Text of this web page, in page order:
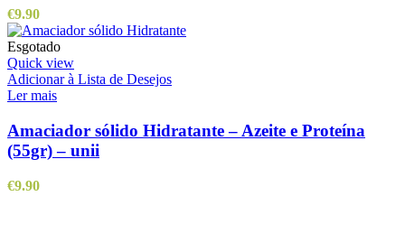
€9.90
Esgotado
Quick view
Adicionar à Lista de Desejos
Ler mais
Amaciador sólido Hidratante – Azeite e Proteína
(55gr) – unii
€9.90